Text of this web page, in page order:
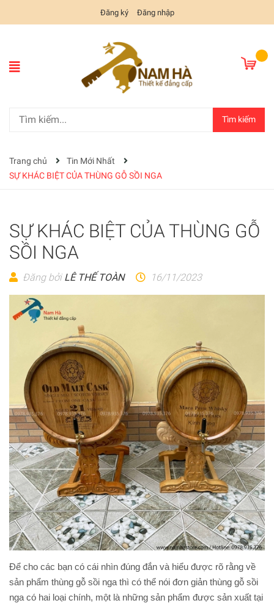
Đăng ký Đăng nhập
Tìm kiếm
Trang chủ
Tin Mới Nhất
SỰ KHÁC BIỆT CỦA THÙNG GỖ SỒI NGA
SỰ KHÁC BIỆT CỦA THÙNG GỖ
SỒI NGA
Đăng bởi LÊ THẾ TOÀN 16/11/2023
Để cho các bạn có cái nhìn đúng đắn và hiểu được rõ rằng về
sản phẩm thùng gỗ sồi nga thì có thể nói đơn giản thùng gỗ sồi
nga có hai loại chính, một là những sản phẩm được sản xuất tại